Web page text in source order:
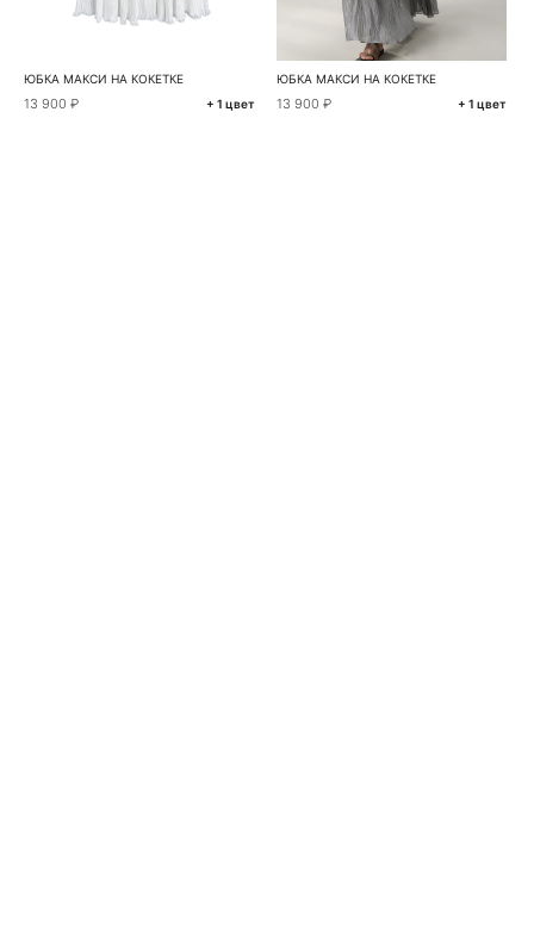
ЮБКА МАКСИ НА КОКЕТКЕ
13 900 ₽ + 1 цвет
ЮБКА МАКСИ НА КОКЕТКЕ
13 900 ₽ + 1 цвет